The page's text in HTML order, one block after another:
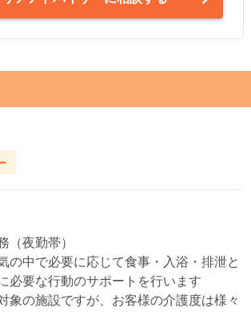
（夜勤帯）
の中で必要に応じて食事・入浴・排泄と
必要な行動のサポートを行います
象の施設ですが、お客様の介護度は様々